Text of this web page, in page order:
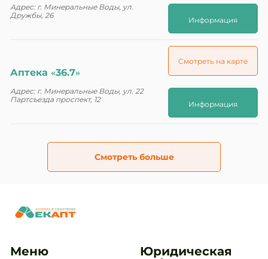
Адрес: г. Минеральные Воды, ул.
Дружбы, 26
Информация
Аптека «36.7»
Адрес: г. Минеральные Воды, ул. 22
Партсъезда проспект, 12
Смотреть на карте
Информация
Смотреть больше
Меню
Юридическая